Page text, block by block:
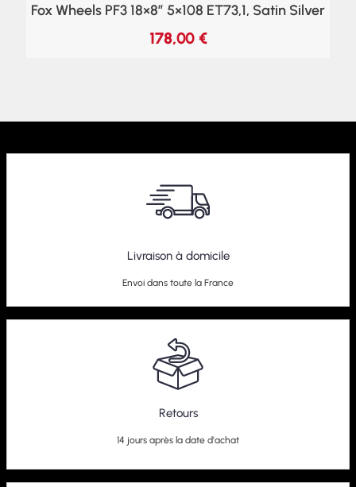
Fox Wheels PF3 18×8″ 5×108 ET73,1, Satin Silver
178,00 €
Livraison à domicile
Envoi dans toute la France
Retours
14 jours après la date d'achat